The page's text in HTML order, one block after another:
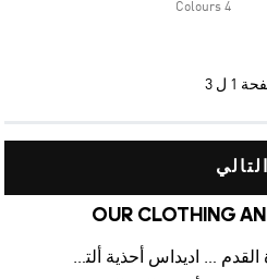
4 Colours
1 ل 3
التالي
OUR CLOTHING
أحذية كرة القدم للرجال
اديداس أحذية ألترا بوست للرجال